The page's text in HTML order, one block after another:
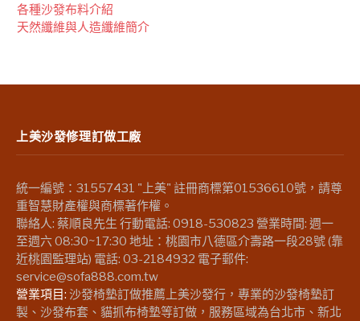
各種沙發布料介紹
天然纖維與人造纖維簡介
上美沙發修理訂做工廠
統一編號：31557431 "上美" 註冊商標第01536610號，請尊
重智慧財產權與商標著作權。
聯絡人: 蔡順良先生 行動電話: 0918-530823 營業時間: 週一
至週六 08:30~17:30 地址：桃園市八德區介壽路一段28號 (靠
近桃園監理站) 電話: 03-2184932 電子郵件:
service@sofa888.com.tw
營業項目: 沙發椅墊訂做推薦上美沙發行，專業的沙發椅墊訂
製、沙發布套、貓抓布椅墊等訂做，服務區域為台北市、新北